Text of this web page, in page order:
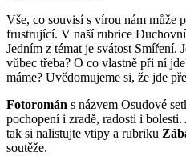
Vše, co souvisí s vírou nám může
frustrující. V naší rubrice
Jedním z témat je svátost Smíření.
vůbec třeba? O co vlastně při ní
máme? Uvědomujeme si, že jde
Fotoromán s názvem Osudové
pochopení i zradě, radosti i
tak si nalistujte vtipy a rubriku
soutěže.